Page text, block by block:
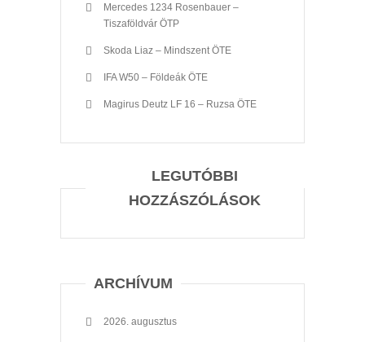
Mercedes 1234 Rosenbauer –
Tiszaföldvár ÖTP
Skoda Liaz – Mindszent ÖTE
IFA W50 – Földeák ÖTE
Magirus Deutz LF 16 – Ruzsa ÖTE
LEGUTÓBBI
HOZZÁSZÓLÁSOK
ARCHÍVUM
2026. augusztus